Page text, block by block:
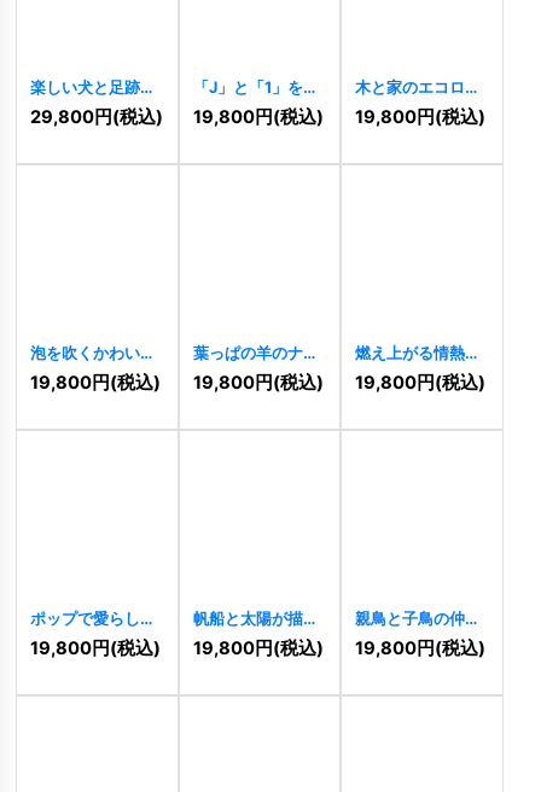
楽しい犬と足跡の
ロゴ[11493]
29,800円(税込)
「J」と「1」を組
み合わせた先進的
なロゴ [11494]
19,800円(税込)
木と家のエコロゴ
[11491]
19,800円(税込)
泡を吹くかわいい
象のロゴ [11492 ]
19,800円(税込)
葉っぱの羊のナチ
ュラルロゴ
11489 ]
19,800円(税込)
燃え上がる情熱を
象徴するイーグル
のロゴ [ 11490]
19,800円(税込)
ポップで愛らしい
カメのキャラクタ
ーロゴ [ 11487]
19,800円(税込)
帆船と太陽が描く
冒険と未来のロゴ
11488 ]
19,800円(税込)
親鳥と子鳥の仲良
しインコロゴ
11485 ]
19,800円(税込)